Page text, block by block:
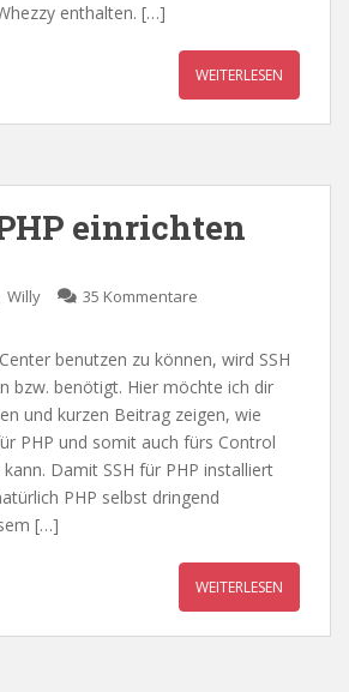
enthalten. […]
WEITERLESEN
einrichten
Willy 35 Kommentare
benutzen zu können, wird SSH
bzw. benötigt. Hier möchte ich dir
und kurzen Beitrag zeigen, wie
PHP und somit auch fürs Control
Damit SSH für PHP installiert
PHP selbst dringend
[…]
WEITERLESEN